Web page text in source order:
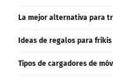
La mejor alternativa para
Ideas de regalos para frikis
Tipos de cargadores de